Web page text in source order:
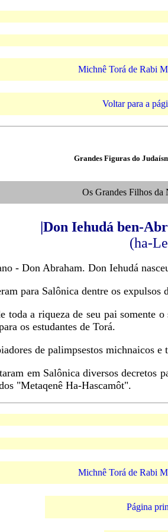
Michnê Torá de Rabi
Voltar para a
Grandes Figuras do
Os Grandes Filhos da
|Don Iehudá ben-
(ha-
- Don Abraham. Don Iehudá
para Salônica dentre os
a riqueza de seu pai
os estudantes de Torá.
de palimpsestos michnaicos e
em Salônica diversos
"Metaqenê Ha-Hascamôt".
Michnê Torá de Rabi
Página